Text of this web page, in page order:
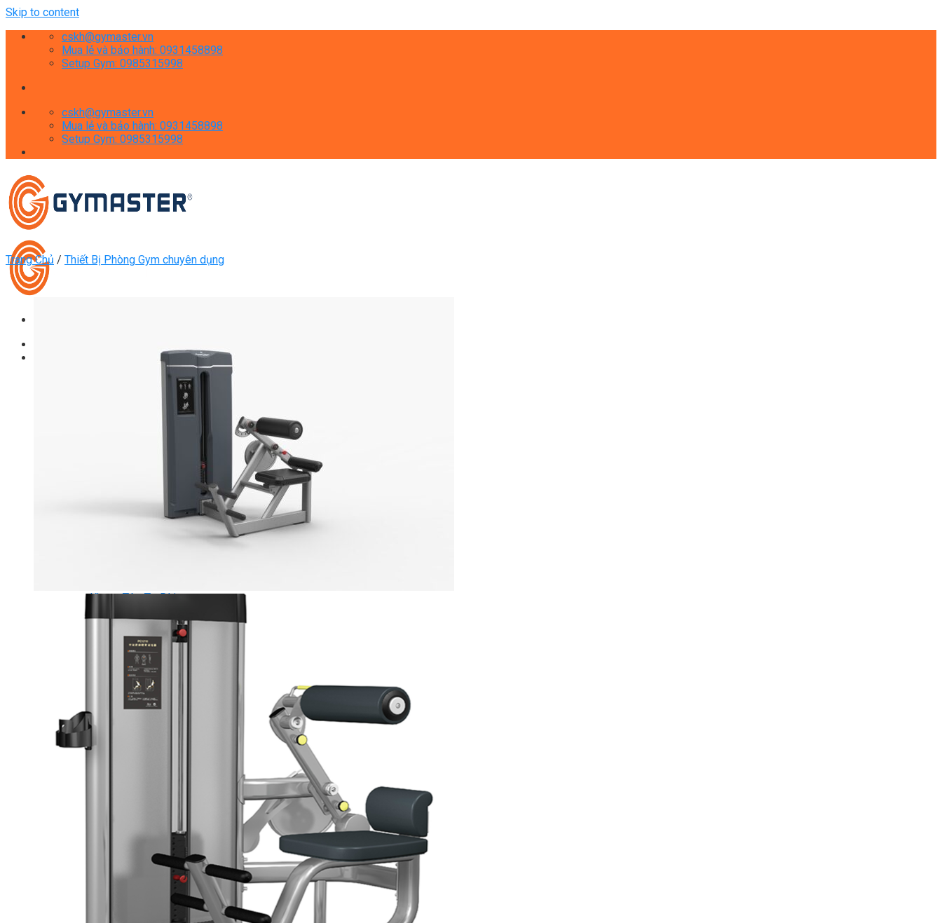
Skip to content
cskh@gymaster.vn
Mua lẻ và bảo hành: 0931458898
Setup Gym: 0985315998
cskh@gymaster.vn
Mua lẻ và bảo hành: 0931458898
Setup Gym: 0985315998
Máy Tập Thể Dục ( Cardio )
Máy Rung Bụng
Máy tập phục hồi chức năng
Thiết Bị Phòng Gym chuyên dụng
Khung Tập Tạ Rời
Máy tập Home Gym
Dụng Cụ Tập Gym
Giàn Tạ Đa Năng
Ghế Tập Bụng
Ghế Tập Tạ
Dụng Cụ Tập Thể Lực
Tạ & Đòn tạ
Kệ để tạ
Thiết Bị Massage
Ghế Massage
Xe đạp ngồi có tựa lưng Spirit
Máy trượt tuyết Spirit
Máy chèo thuyền Spirit
Máy tập phục hồi chức năng Spirit
Strength Spirit
SP3 Serie Strength Spirit
SP4 Serie Strength Spirit
Trang Chủ / Thiết Bị Phòng Gym chuyên dụng